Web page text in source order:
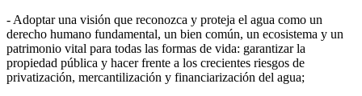
- Adoptar una visión que reconozca y proteja el agua como un
derecho humano fundamental, un bien común, un ecosistema y un
patrimonio vital para todas las formas de vida: garantizar la
propiedad pública y hacer frente a los crecientes riesgos de
privatización, mercantilización y financiarización del agua;